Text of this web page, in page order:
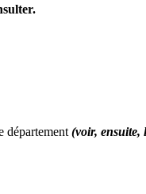
département (voir, ensuite,